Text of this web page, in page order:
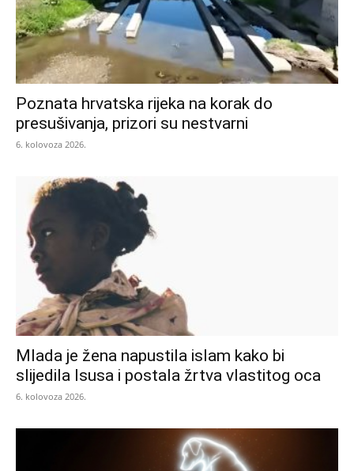
Poznata hrvatska rijeka na korak do
presušivanja, prizori su nestvarni
6. kolovoza 2026.
Mlada je žena napustila islam kako bi
slijedila Isusa i postala žrtva vlastitog oca
6. kolovoza 2026.